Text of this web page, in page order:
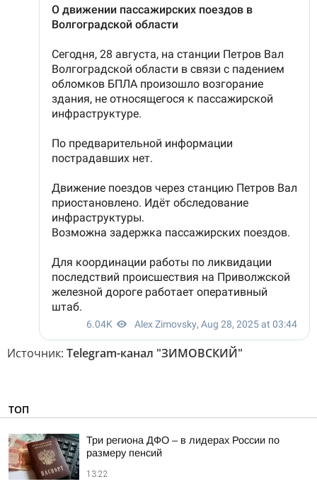
Источник: Telegram-канал "ЗИМОВСКИЙ"
ТОП
Три региона ДФО – в лидерах России по
размеру пенсий
13:22